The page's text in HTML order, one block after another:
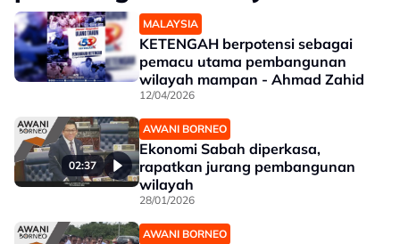
MALAYSIA
KETENGAH berpotensi sebagai
pemacu utama pembangunan
wilayah mampan - Ahmad Zahid
12/04/2026
02:37
AWANI BORNEO
Ekonomi Sabah diperkasa,
rapatkan jurang pembangunan
wilayah
28/01/2026
AWANI BORNEO